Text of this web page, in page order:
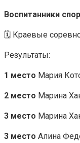
Воспитанники
🗓️ Краевые
Результаты:
1 место Мария
2 место Марина
3 место Марина
3 место Алина